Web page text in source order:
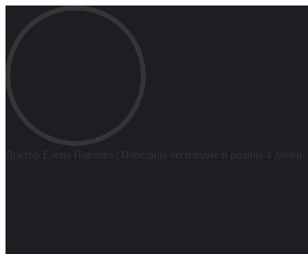
Доктор Елена Павлова | Победила бесплодие и родила 4 дочки